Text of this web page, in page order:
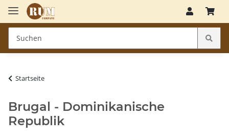
Startseite
Brugal - Dominikanische
Republik